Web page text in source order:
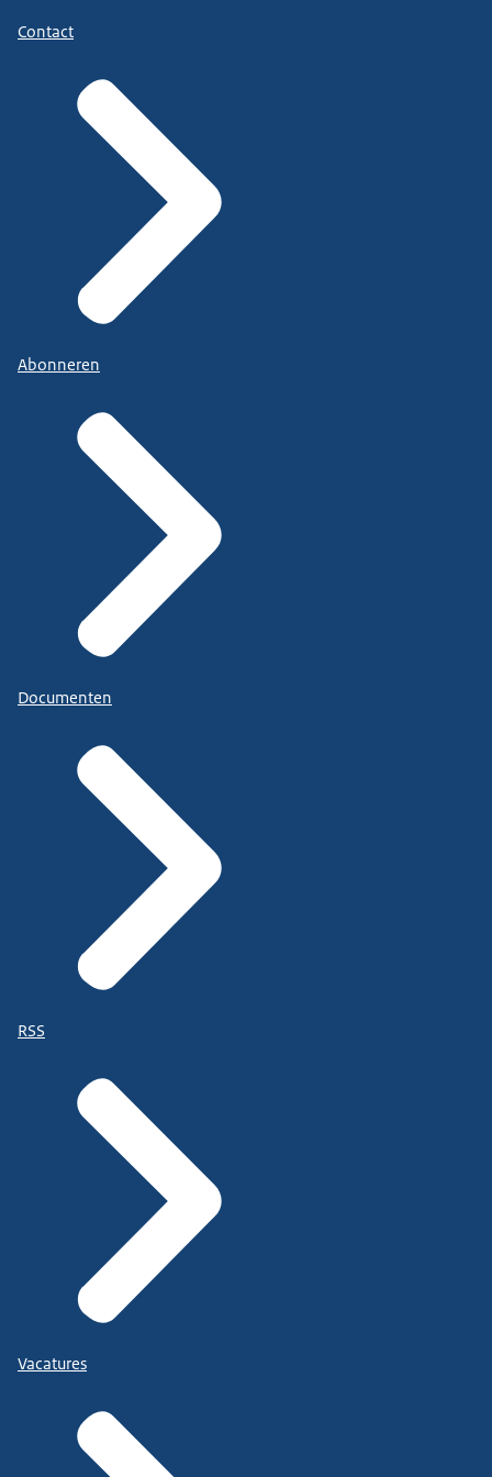
Contact
Abonneren
Documenten
RSS
Vacatures